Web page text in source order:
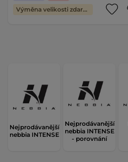
Výměna velikosti zdarma
Nejprodávanější
nebbia INTENSE
Nejprodávanější
nebbia INTENSE
- porovnání